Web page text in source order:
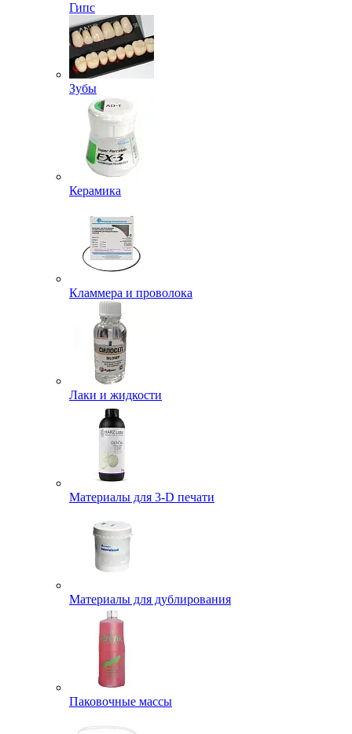
Гипс
Зубы
Керамика
Кламмера и проволока
Лаки и жидкости
Материалы для 3-D печати
Материалы для дублирования
Паковочные массы